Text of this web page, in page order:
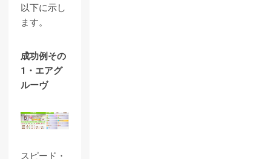
以下に示し
ます。
成功例その
1・エアグ
ルーヴ
スピード・